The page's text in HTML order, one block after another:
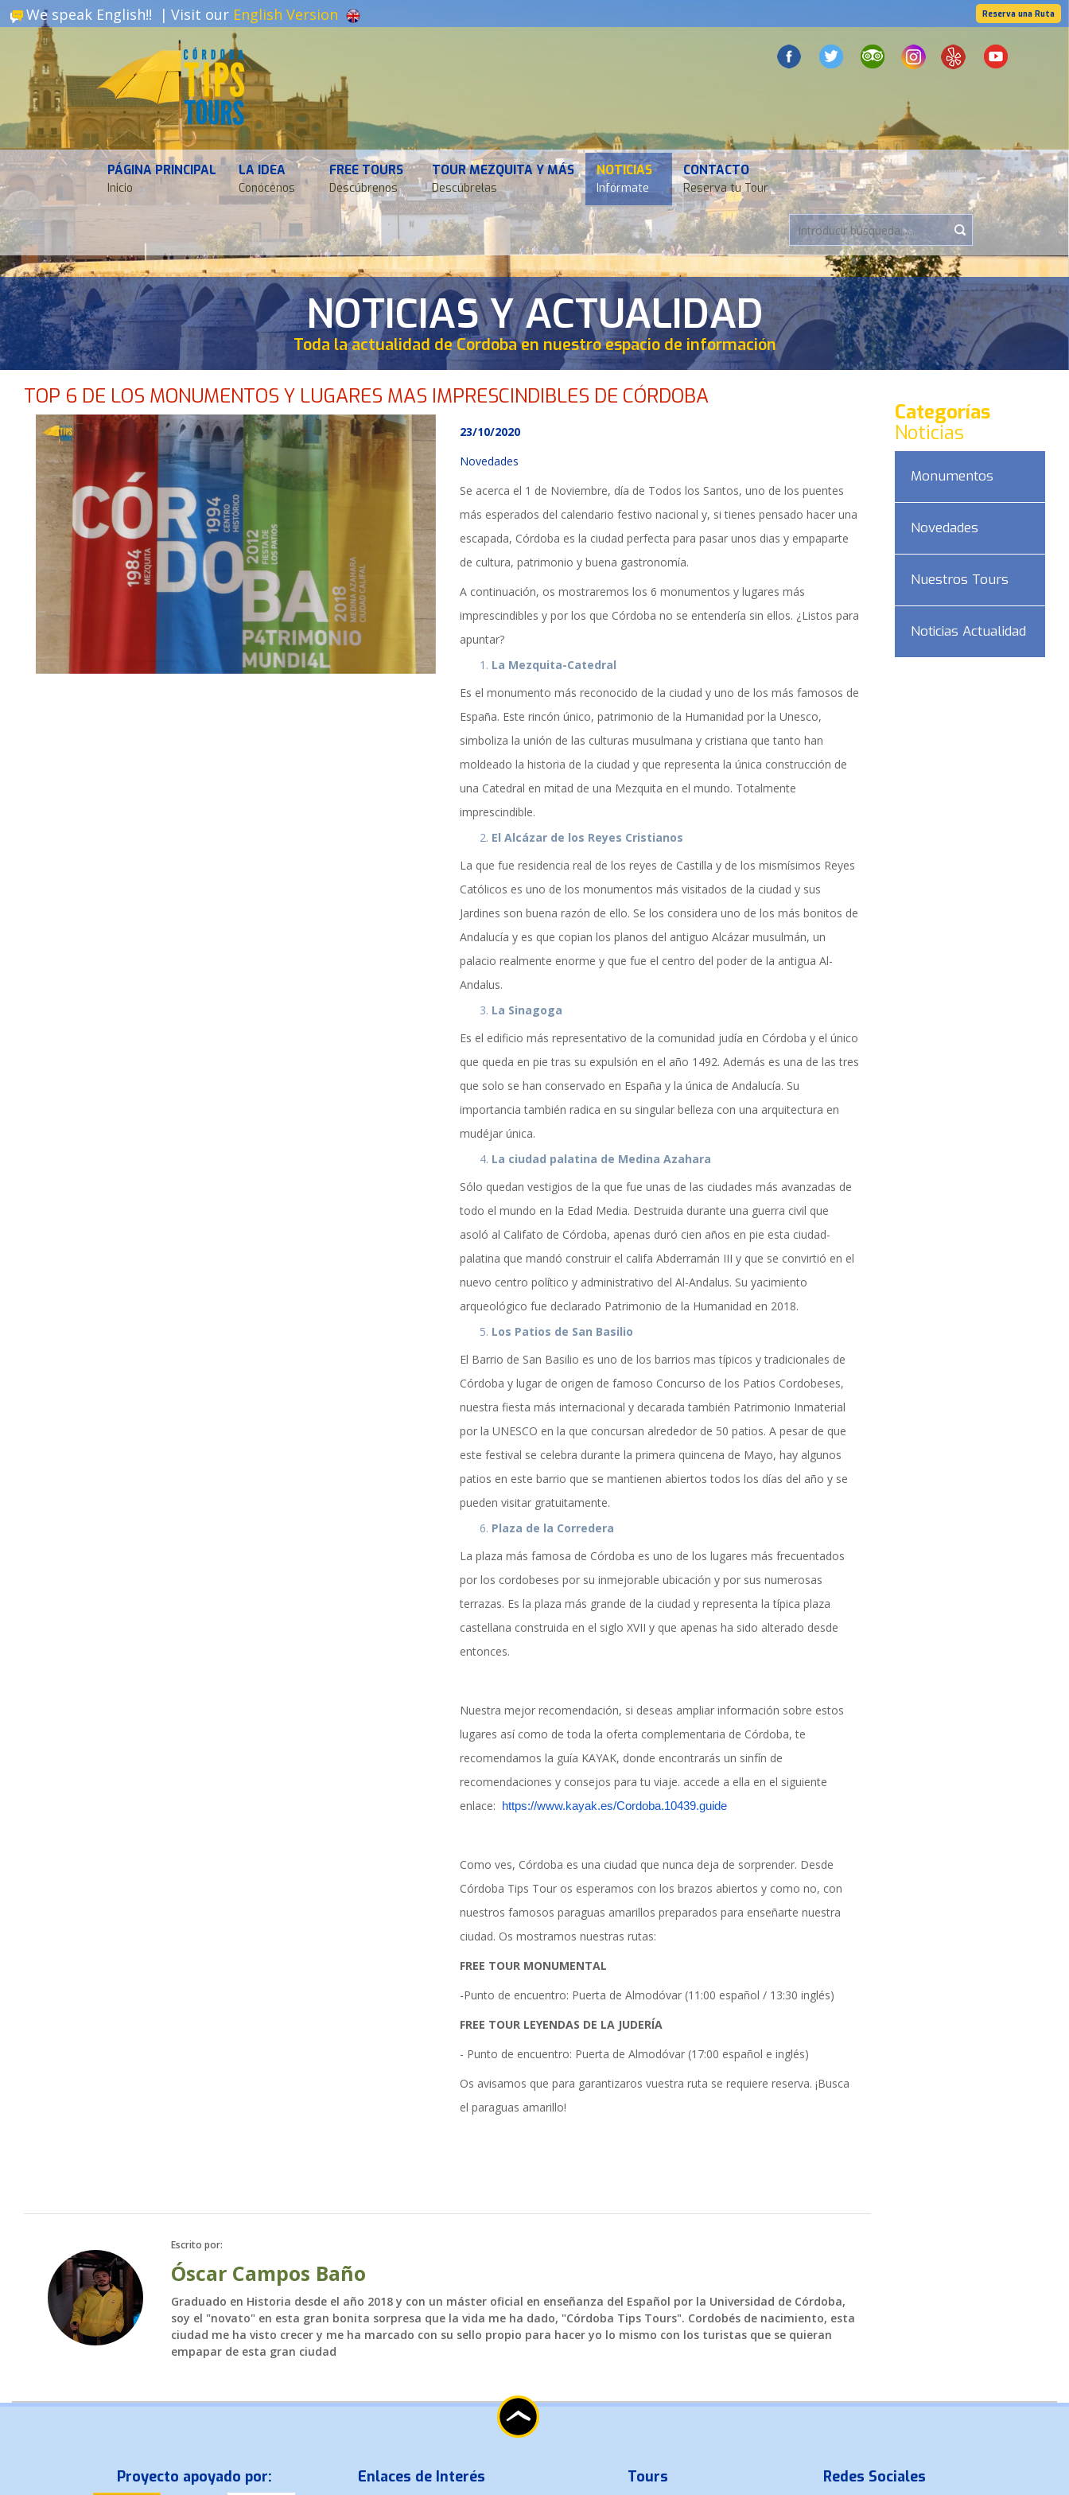
We speak English!! | Visit our English Version Reserva una Ruta
PÁGINA PRINCIPAL
Inicio
LA IDEA
Conócenos
FREE TOURS
Descúbrenos
TOUR MEZQUITA Y MÁS
Descúbrelas
NOTICIAS
Infórmate
CONTACTO
Reserva tu Tour
NOTICIAS Y ACTUALIDAD
Toda la actualidad de Cordoba en nuestro espacio de información
NOTICIAS Y ACTUALIDAD
Toda la actualidad de Cordoba en nuestro espacio de información
NOTICIAS Y ACTUALIDAD
Toda la actualidad de Cordoba en nuestro espacio de información
TOP 6 DE LOS MONUMENTOS Y LUGARES MAS IMPRESCINDIBLES DE CÓRDOBA
23/10/2020
Novedades
Se acerca el 1 de Noviembre, día de Todos los Santos, uno de los puentes
más esperados del calendario festivo nacional y, si tienes pensado hacer una
escapada, Córdoba es la ciudad perfecta para pasar unos dias y empaparte
de cultura, patrimonio y buena gastronomía.
A continuación, os mostraremos los 6 monumentos y lugares más
imprescindibles y por los que Córdoba no se entendería sin ellos. ¿Listos para
apuntar?
La Mezquita-Catedral
Es el monumento más reconocido de la ciudad y uno de los más famosos de
España. Este rincón único, patrimonio de la Humanidad por la Unesco,
simboliza la unión de las culturas musulmana y cristiana que tanto han
moldeado la historia de la ciudad y que representa la única construcción de
una Catedral en mitad de una Mezquita en el mundo. Totalmente
imprescindible.
El Alcázar de los Reyes Cristianos
La que fue residencia real de los reyes de Castilla y de los mismísimos Reyes
Católicos es uno de los monumentos más visitados de la ciudad y sus
Jardines son buena razón de ello. Se los considera uno de los más bonitos de
Andalucía y es que copian los planos del antiguo Alcázar musulmán, un
palacio realmente enorme y que fue el centro del poder de la antigua Al-
Andalus.
La Sinagoga
Es el edificio más representativo de la comunidad judía en Córdoba y el único
que queda en pie tras su expulsión en el año 1492. Además es una de las tres
que solo se han conservado en España y la única de Andalucía. Su
importancia también radica en su singular belleza con una arquitectura en
mudéjar única.
La ciudad palatina de Medina Azahara
Sólo quedan vestigios de la que fue unas de las ciudades más avanzadas de
todo el mundo en la Edad Media. Destruida durante una guerra civil que
asoló al Califato de Córdoba, apenas duró cien años en pie esta ciudad-
palatina que mandó construir el califa Abderramán III y que se convirtió en el
nuevo centro político y administrativo del Al-Andalus. Su yacimiento
arqueológico fue declarado Patrimonio de la Humanidad en 2018.
Los Patios de San Basilio
El Barrio de San Basilio es uno de los barrios mas típicos y tradicionales de
Córdoba y lugar de origen de famoso Concurso de los Patios Cordobeses,
nuestra fiesta más internacional y decarada también Patrimonio Inmaterial
por la UNESCO en la que concursan alrededor de 50 patios. A pesar de que
este festival se celebra durante la primera quincena de Mayo, hay algunos
patios en este barrio que se mantienen abiertos todos los días del año y se
pueden visitar gratuitamente.
Plaza de la Corredera
La plaza más famosa de Córdoba es uno de los lugares más frecuentados
por los cordobeses por su inmejorable ubicación y por sus numerosas
terrazas. Es la plaza más grande de la ciudad y representa la típica plaza
castellana construida en el siglo XVII y que apenas ha sido alterado desde
entonces.
Nuestra mejor recomendación, si deseas ampliar información sobre estos
lugares así como de toda la oferta complementaria de Córdoba, te
recomendamos la guía KAYAK, donde encontrarás un sinfín de
recomendaciones y consejos para tu viaje. accede a ella en el siguiente
enlace:
https://www.kayak.es/Cordoba.10439.guide
Como ves, Córdoba es una ciudad que nunca deja de sorprender. Desde
Córdoba Tips Tour os esperamos con los brazos abiertos y como no, con
nuestros famosos paraguas amarillos preparados para enseñarte nuestra
ciudad. Os mostramos nuestras rutas:
FREE TOUR MONUMENTAL
-Punto de encuentro: Puerta de Almodóvar (11:00 español / 13:30 inglés)
FREE TOUR LEYENDAS DE LA JUDERÍA
- Punto de encuentro: Puerta de Almodóvar (17:00 español e inglés)
Os avisamos que para garantizaros vuestra ruta se requiere reserva. ¡Busca
el paraguas amarillo!
Escrito por:
Óscar Campos Baño
Graduado en Historia desde el año 2018 y con un máster oficial en enseñanza del Español por la Universidad de Córdoba,
soy el "novato" en esta gran bonita sorpresa que la vida me ha dado, "Córdoba Tips Tours". Cordobés de nacimiento, esta
ciudad me ha visto crecer y me ha marcado con su sello propio para hacer yo lo mismo con los turistas que se quieran
empapar de esta gran ciudad
Categorías
Noticias
Monumentos
Novedades
Nuestros Tours
Noticias Actualidad
Proyecto apoyado por: Enlaces de Interés Tours Redes Sociales